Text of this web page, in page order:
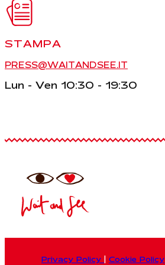
STAMPA
PRESS@WAITANDSEE.IT
Lun - Ven 10:30 - 19:30
Privacy Policy Cookie Policy